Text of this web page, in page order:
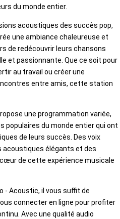
du monde entier.
acoustiques des succès pop,
une ambiance chaleureuse et
de redécouvrir leurs chansons
et passionnante. Que ce soit pour
au travail ou créer une
entre amis, cette station
une programmation variée,
du monde entier qui ont
de leurs succès. Des voix
élégants et des
de cette expérience musicale
- Acoustic, il vous suffit de
connecter en ligne pour profiter
Avec une qualité audio